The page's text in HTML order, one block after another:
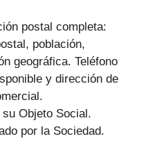
postal completa:
población,
geográfica. Teléfono
y dirección de
Objeto Social.
por la Sociedad.